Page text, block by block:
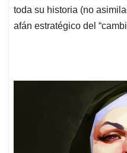
toda su historia (no
afán estratégico del